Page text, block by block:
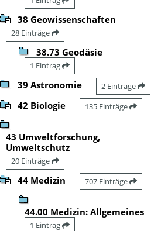
38 Geowissenschaften
28 Einträge
38.73 Geodäsie
1 Eintrag
39 Astronomie 2 Einträge
42 Biologie 135 Einträge
43 Umweltforschung,
Umweltschutz
20 Einträge
44 Medizin 707 Einträge
44.00 Medizin: Allgemeines
1 Eintrag